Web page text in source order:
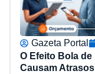
Gazeta Portal
O Efeito Bola
Causam